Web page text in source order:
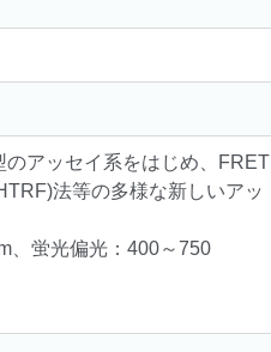
のアッセイ系をはじめ、FRET
法等の多様な新しいアッ
、蛍光偏光：400～750